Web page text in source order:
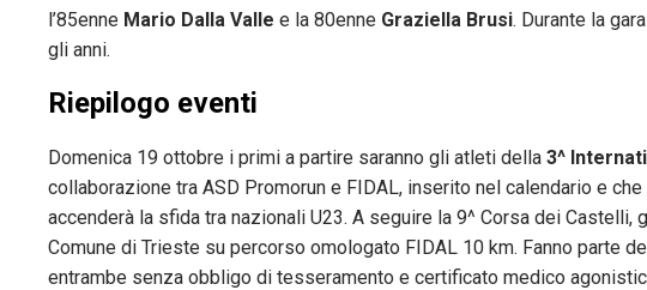
l’85enne Mario Dalla Valle e la 80enne Graziella Brusi. Durante la
gli anni.
Riepilogo eventi
Domenica 19 ottobre i primi a partire saranno gli atleti della 3^
collaborazione tra ASD Promorun e FIDAL, inserito nel calendario e
accenderà la sfida tra nazionali U23. A seguire la 9^ Corsa dei
Comune di Trieste su percorso omologato FIDAL 10 km. Fanno parte
entrambe senza obbligo di tesseramento e certificato medico